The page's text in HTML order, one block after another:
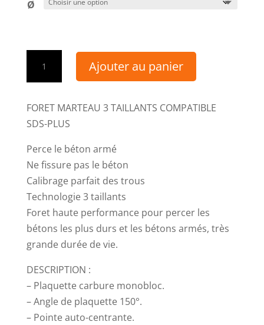
Ø
béton
3
compatible
SDS+
Ajouter au panier
FORET MARTEAU 3 TAILLANTS COMPATIBLE
SDS-PLUS
Perce le béton armé
Ne fissure pas le béton
Calibrage parfait des trous
Technologie 3 taillants
Foret haute performance pour percer les
bétons les plus durs et les bétons armés, très
grande durée de vie.
DESCRIPTION :
– Plaquette carbure monobloc.
– Angle de plaquette 150°.
– Pointe auto-centrante.